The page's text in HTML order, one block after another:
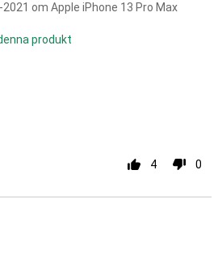
2021 om Apple iPhone 13 Pro Max
produkt
4 0